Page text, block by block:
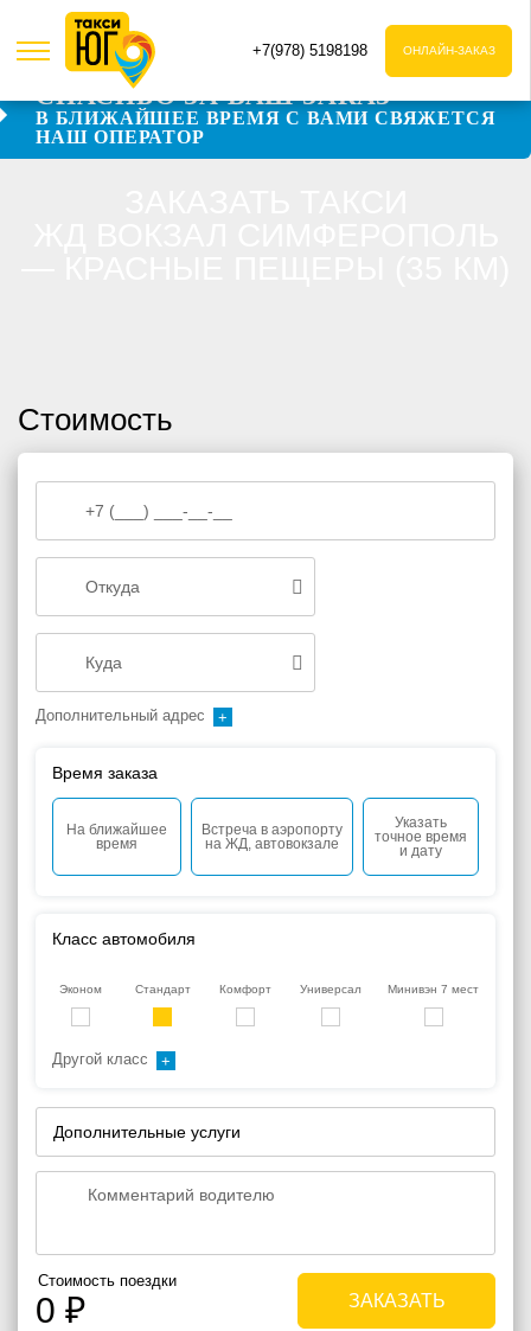
+7(978) 5198198 ОНЛАЙН-ЗАКАЗ
Стоимость
СПАСИБО ЗА ВАШ ЗАКАЗ
В БЛИЖАЙШЕЕ ВРЕМЯ С ВАМИ СВЯЖЕТСЯ
НАШ ОПЕРАТОР
Дополнительный адрес
Время заказа
На ближайшее
время
Встреча в аэропорту
на ЖД, автовокзале
Указать
точное время
и дату
Класс автомобиля
Эконом Стандарт Комфорт Универсал Минивэн 7 мест
Другой класс
Дополнительные услуги
Стоимость поездки
0 ₽
Даю согласие на обработку персональных данных